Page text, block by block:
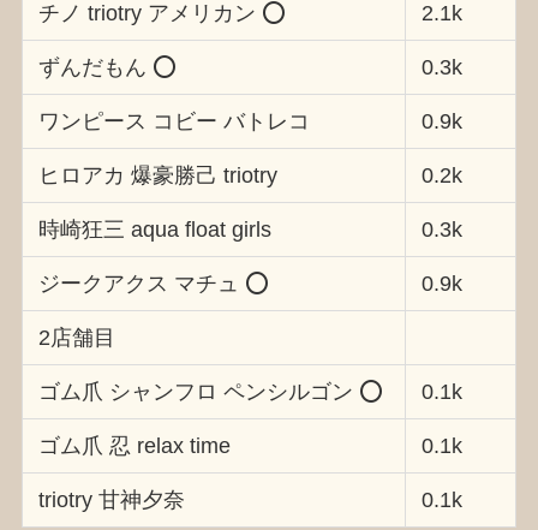
チノ triotry アメリカン ⭕️ 2.1k
ずんだもん ⭕️ 0.3k
ワンピース コビー バトレコ 0.9k
ヒロアカ 爆豪勝己 triotry 0.2k
時崎狂三 aqua float girls 0.3k
ジークアクス マチュ ⭕️ 0.9k
2店舗目
ゴム爪 シャンフロ ペンシルゴン ⭕️ 0.1k
ゴム爪 忍 relax time 0.1k
triotry 甘神夕奈 0.1k